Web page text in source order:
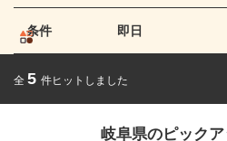
条件 即日
全 5 件ヒットしました
岐阜県のピック